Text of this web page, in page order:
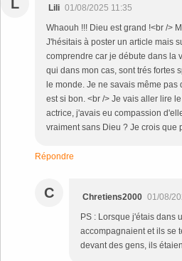
L Lili 01/08/2025 11:35
Whaouh !!! Dieu est grand !<br />
J'hésitais à poster un article mais
comprendre car je débute dans la
qui dans mon cas, sont trés fortes
le monde. Je ne savais même
est si bon. <br /> Je vais aller lire
actrice, j'avais eu compassion
vraiment sans Dieu ? Je crois que
Répondre
C Chretiens2000 01/08/
PS : Lorsque j'étais dans
accompagnaient et ils se
devant des gens, ils